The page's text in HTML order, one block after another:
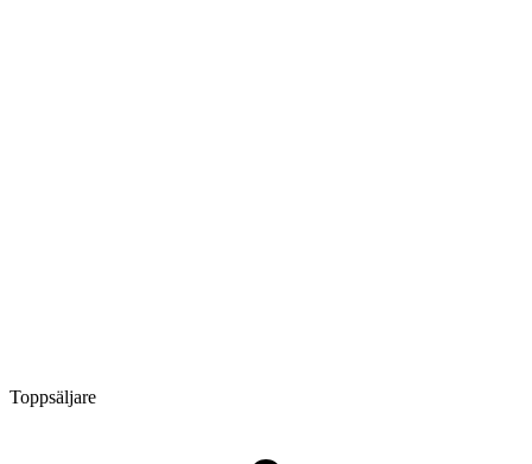
Toppsäljare